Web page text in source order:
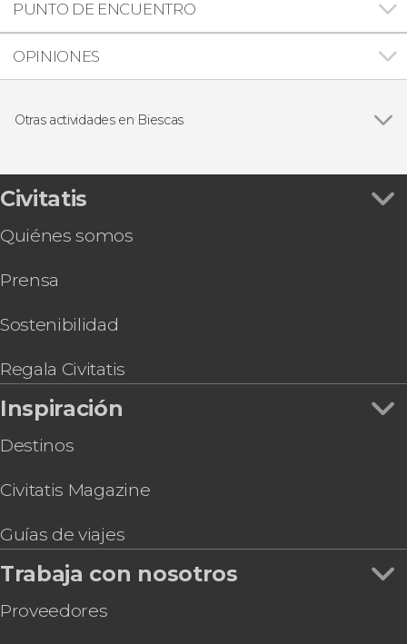
PUNTO DE ENCUENTRO
OPINIONES
Otras actividades en Biescas
Vía ferrata en el valle de Tena
Civitatis
Quiénes somos
Prensa
Sostenibilidad
Regala Civitatis
Inspiración
Destinos
Civitatis Magazine
Guías de viajes
Trabaja con nosotros
Proveedores